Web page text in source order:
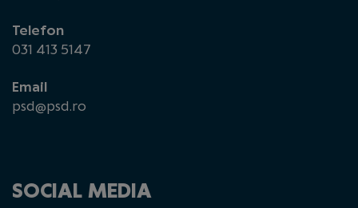
Telefon
031 413 5147
Email
psd@psd.ro
SOCIAL MEDIA